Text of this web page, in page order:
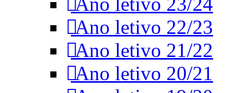
Ano letivo 22/23
Ano letivo 21/22
Ano letivo 20/21